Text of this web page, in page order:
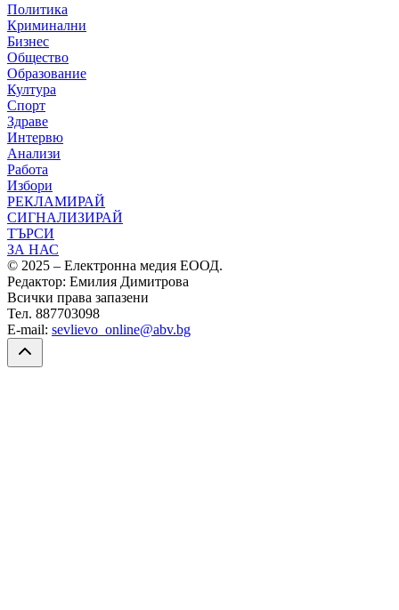
Политика
Криминални
Бизнес
Общество
Образование
Култура
Спорт
Здраве
Интервю
Анализи
Работа
Избори
РЕКЛАМИРАЙ
СИГНАЛИЗИРАЙ
ТЪРСИ
ЗА НАС
© 2025 – Електронна медия ЕООД.
Редактор: Емилия Димитрова
Всички права запазени
Тел. 887703098
E-mail: sevlievo_online@abv.bg